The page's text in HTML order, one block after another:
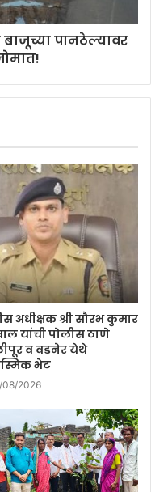
बाजूच्या पानठेल्यावर
अधीक्षक श्री सौरभ कुमार
यांची पोलीस ठाणे
व वडनेर येथे
भेट
08/2026